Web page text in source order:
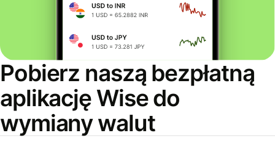
Pobierz naszą bezpłatną
aplikację Wise do
wymiany walut